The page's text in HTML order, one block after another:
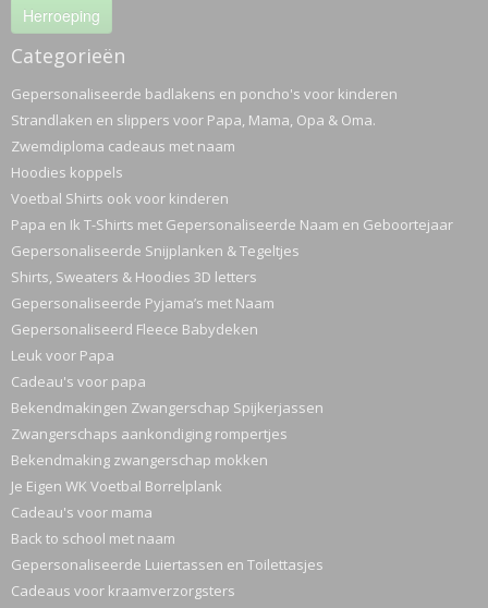
Herroeping
Categorieën
Gepersonaliseerde badlakens en poncho's voor kinderen
Strandlaken en slippers voor Papa, Mama, Opa & Oma.
Zwemdiploma cadeaus met naam
Hoodies koppels
Voetbal Shirts ook voor kinderen
Papa en Ik T-Shirts met Gepersonaliseerde Naam en Geboortejaar
Gepersonaliseerde Snijplanken & Tegeltjes
Shirts, Sweaters & Hoodies 3D letters
Gepersonaliseerde Pyjama’s met Naam
Gepersonaliseerd Fleece Babydeken
Leuk voor Papa
Cadeau's voor papa
Bekendmakingen Zwangerschap Spijkerjassen
Zwangerschaps aankondiging rompertjes
Bekendmaking zwangerschap mokken
Je Eigen WK Voetbal Borrelplank
Cadeau's voor mama
Back to school met naam
Gepersonaliseerde Luiertassen en Toilettasjes
Cadeaus voor kraamverzorgsters